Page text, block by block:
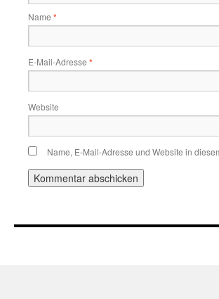
Name *
E-Mail-Adresse *
Website
Name, E-Mail-Adresse und Website in